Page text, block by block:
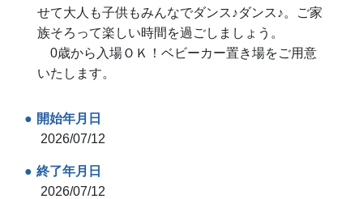
せて大人も子供もみんなでダンス♪ダンス♪。ご家
族そろって楽しい時間を過ごしましょう。
0歳から入場ＯＫ！ベビーカー置き場をご用意
いたします。
開始年月日
2026/07/12
終了年月日
2026/07/12